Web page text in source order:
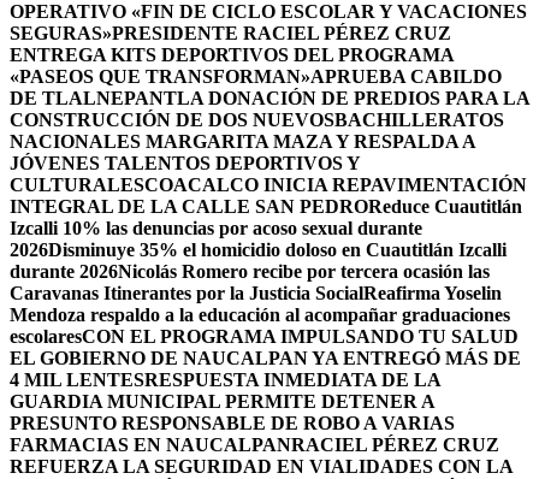
OPERATIVO «FIN DE CICLO ESCOLAR Y VACACIONES
SEGURAS»PRESIDENTE RACIEL PÉREZ CRUZ
ENTREGA KITS DEPORTIVOS DEL PROGRAMA
«PASEOS QUE TRANSFORMAN»APRUEBA CABILDO
DE TLALNEPANTLA DONACIÓN DE PREDIOS PARA LA
CONSTRUCCIÓN DE DOS NUEVOSBACHILLERATOS
NACIONALES MARGARITA MAZA Y RESPALDA A
JÓVENES TALENTOS DEPORTIVOS Y
CULTURALESCOACALCO INICIA REPAVIMENTACIÓN
INTEGRAL DE LA CALLE SAN PEDROReduce Cuautitlán
Izcalli 10% las denuncias por acoso sexual durante
2026Disminuye 35% el homicidio doloso en Cuautitlán Izcalli
durante 2026Nicolás Romero recibe por tercera ocasión las
Caravanas Itinerantes por la Justicia SocialReafirma Yoselin
Mendoza respaldo a la educación al acompañar graduaciones
escolaresCON EL PROGRAMA IMPULSANDO TU SALUD
EL GOBIERNO DE NAUCALPAN YA ENTREGÓ MÁS DE
4 MIL LENTESRESPUESTA INMEDIATA DE LA
GUARDIA MUNICIPAL PERMITE DETENER A
PRESUNTO RESPONSABLE DE ROBO A VARIAS
FARMACIAS EN NAUCALPANRACIEL PÉREZ CRUZ
REFUERZA LA SEGURIDAD EN VIALIDADES CON LA